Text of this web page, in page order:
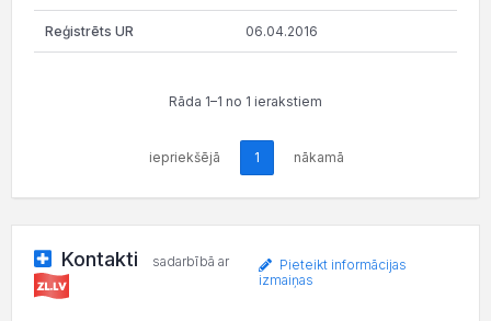
06.04.2016
Rāda 1–1 no 1 ierakstiem
iepriekšējā 1 nākamā
Kontakti sadarbībā ar
Pieteikt informācijas
izmaiņas